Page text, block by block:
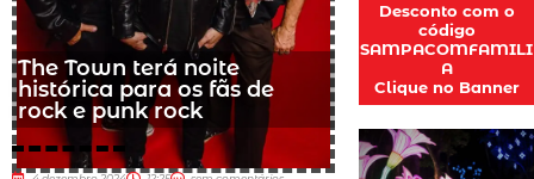
The Town terá noite
histórica para os fãs de
rock e punk rock
Desconto com o
código
SAMPACOMFAMILI
A
Clique no Banner